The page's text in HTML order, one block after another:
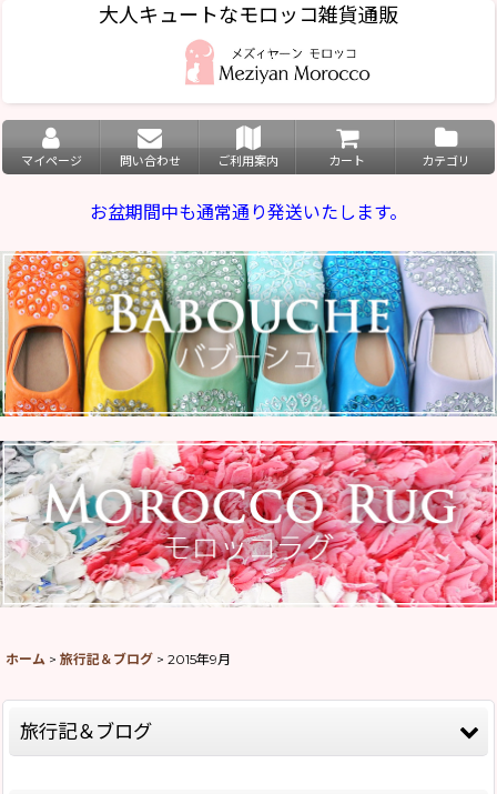
大人キュートなモロッコ雑貨通販
マイページ 問い合わせ ご利用案内 カート カテゴリ
お盆期間中も通常通り発送いたします。
ホーム > 旅行記＆ブログ > 2015年9月
旅行記＆ブログ